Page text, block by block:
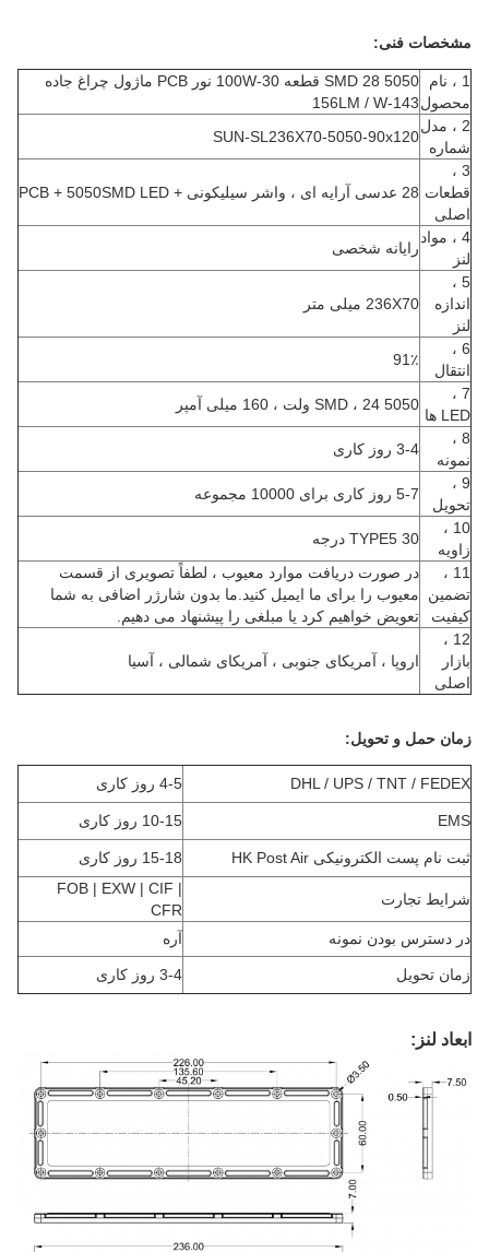
مشخصات فنی:
1 ، نام
محصول
5050 SMD 28 قطعه 30-100W نور PCB ماژول چراغ جاده
143-156LM / W
2 ، مدل
شماره
SUN-SL236X70-5050-90x120
3 ،
قطعات
اصلی
28 عدسی آرایه ای ، واشر سیلیکونی + PCB + 5050SMD LED
4 ، مواد
لنز
رایانه شخصی
5 ،
اندازه
لنز
236X70 میلی متر
6 ،
انتقال
91٪
7 ،
LED ها
5050 SMD ، 24 ولت ، 160 میلی آمپر
8 ،
نمونه
3-4 روز کاری
9 ،
تحویل
5-7 روز کاری برای 10000 مجموعه
10 ،
زاویه
TYPE5 30 درجه
11 ،
تضمین
کیفیت
در صورت دریافت موارد معیوب ، لطفاً تصویری از قسمت
معیوب را برای ما ایمیل کنید.ما بدون شارژر اضافی به شما
تعویض خواهیم کرد یا مبلغی را پیشنهاد می دهیم.
12 ،
بازار
اصلی
اروپا ، آمریکای جنوبی ، آمریکای شمالی ، آسیا
زمان حمل و تحویل:
DHL / UPS / TNT / FEDEX 4-5 روز کاری
EMS 10-15 روز کاری
ثبت نام پست الکترونیکی HK Post Air 15-18 روز کاری
شرایط تجارت
FOB | EXW | CIF |
CFR
در دسترس بودن نمونه
آره
زمان تحویل 3-4 روز کاری
ابعاد لنز: